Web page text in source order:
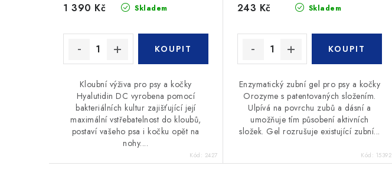
Skladem
1 390 Kč
Kloubní výživa pro psy a kočky
Hyalutidin DC vyrobena pomocí
bakteriálních kultur zajišťující její
maximální vstřebatelnost do kloubů,
postaví vašeho psa i kočku opět na
nohy....
Kód: 2427
Skladem
243 Kč
Enzymatický zubní gel pro psy a kočky
Orozyme s patentovaných složením.
Ulpívá na povrchu zubů a dásní a
umožňuje tím působení aktivních
složek. Gel rozrušuje existující zubní...
Kód: 15392